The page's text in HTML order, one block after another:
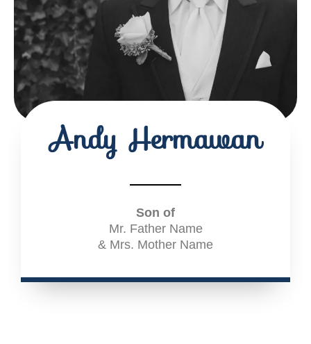
Andy Hermawan
Son of
Mr. Father Name
& Mrs. Mother Name